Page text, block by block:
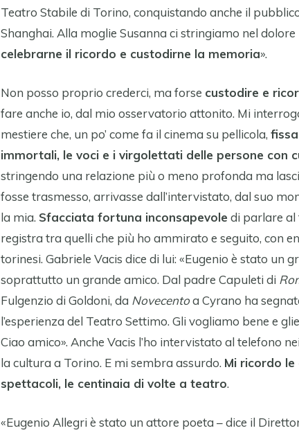
Teatro Stabile di Torino, conquistando anche il
Shanghai. Alla moglie Susanna ci stringiamo nel
celebrarne il ricordo e custodirne la memoria».
Non posso proprio crederci, ma forse custodire e
fare anche io, dal mio osservatorio attonito. Mi
mestiere che, un po’ come fa il cinema su pellicola,
immortali, le voci e i virgolettati delle persone con
stringendo una relazione più o meno profonda ma
fosse trasmesso, arrivasse dall’intervistato, dal suo
la mia. Sfacciata fortuna inconsapevole di parlare al
registra tra quelli che più ho ammirato e seguito, con
torinesi. Gabriele Vacis dice di lui: «Eugenio è stato un
soprattutto un grande amico. Dal padre Capuleti di
Fulgenzio di Goldoni, da Novecentoa Cyrano ha
l’esperienza del Teatro Settimo. Gli vogliamo bene e
Ciao amico». Anche Vacis l’ho intervistato al telefono
la cultura a Torino. E mi sembra assurdo. Mi ricordo
spettacoli, le centinaia di volte a teatro.
«Eugenio Allegri è stato un attore poeta – dice il